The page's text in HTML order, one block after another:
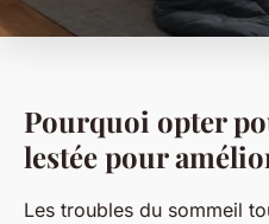
Pourquoi opter
lestée pour
Les troubles du sommeil